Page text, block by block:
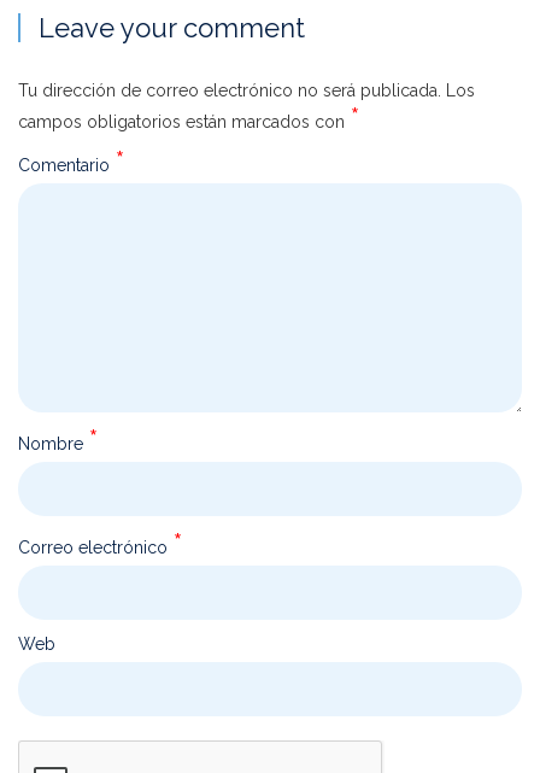
Leave your comment
Tu dirección de correo electrónico no será publicada. Los
campos obligatorios están marcados con *
Comentario *
Nombre *
Correo electrónico *
Web